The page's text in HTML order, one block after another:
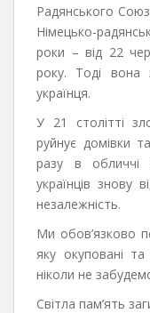
Радянського
Німецько-
роки – від 22
року. Тоді вона
українця.
У 21 столітті
руйнує домівки
разу в обличчі
українців знову
незалежність.
Ми обов’язково
яку окуповані
ніколи не
Світла пам’ять